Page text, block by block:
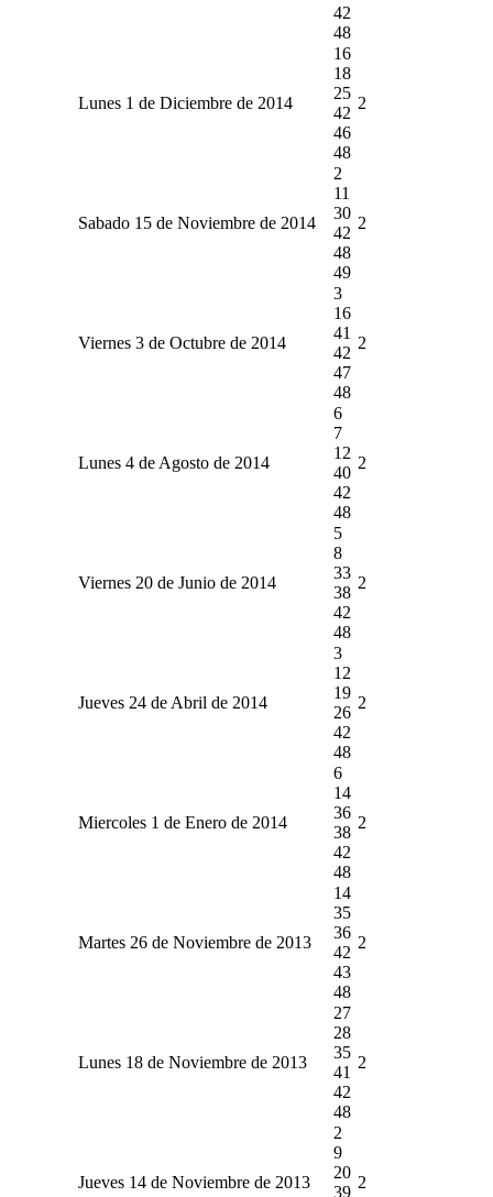
42
48
Lunes 1 de Diciembre de 2014
16
18
25
42
46
48
2
Sabado 15 de Noviembre de 2014
2
11
30
42
48
49
2
Viernes 3 de Octubre de 2014
3
16
41
42
47
48
2
Lunes 4 de Agosto de 2014
6
7
12
40
42
48
2
Viernes 20 de Junio de 2014
5
8
33
38
42
48
2
Jueves 24 de Abril de 2014
3
12
19
26
42
48
2
Miercoles 1 de Enero de 2014
6
14
36
38
42
48
2
Martes 26 de Noviembre de 2013
14
35
36
42
43
48
2
Lunes 18 de Noviembre de 2013
27
28
35
41
42
48
2
Jueves 14 de Noviembre de 2013
2
9
20
39
2